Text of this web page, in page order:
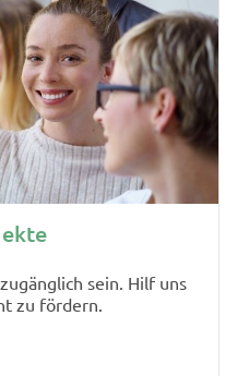
sein. Hilf uns
zu fördern.